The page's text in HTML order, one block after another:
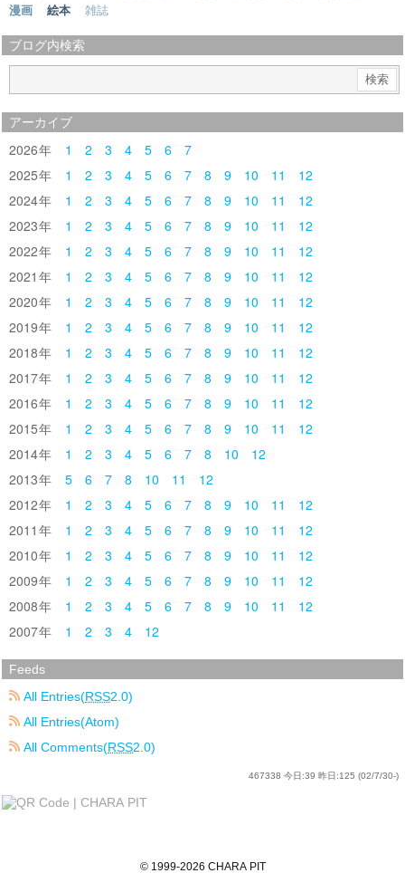
漫画
絵本 雑誌
ブログ内検索
アーカイブ
2026 1 2 3 4 5 6
7
2025
1 2 3 4 5 6 7 8 9 10 11
12
2024
1 2 3 4 5 6 7 8 9 10 11
12
2023
1 2 3 4 5 6 7 8 9 10 11
12
2022
1 2 3 4 5 6 7 8 9 10 11
12
2021
1 2 3 4 5 6 7 8 9 10 11
12
2020
1 2 3 4 5 6 7 8 9 10 11
12
2019
1 2 3 4 5 6 7 8 9 10 11
12
2018
1 2 3 4 5 6 7 8 9 10 11
12
2017
1 2 3 4 5 6 7 8 9 10 11
12
2016
1 2 3 4 5 6 7 8 9 10 11
12
2015
1 2 3 4 5 6 7 8 9 10 11
12
2014
1 2 3 4 5 6 7 8 10
12
2013
5 6 7 8 10 11
12
2012
1 2 3 4 5 6 7 8 9 10 11
12
2011
1 2 3 4 5 6 7 8 9 10 11
12
2010
1 2 3 4 5 6 7 8 9 10 11
12
2009
1 2 3 4 5 6 7 8 9 10 11
12
2008
1 2 3 4 5 6 7 8 9 10 11
12
2007
1 2 3 4 12
Feeds
All Entries(RSS2.0)
All Entries(Atom)
All Comments(RSS2.0)
467338 今日:39 昨日:125 (02/7/30-)
© 1999-2026 CHARA PIT